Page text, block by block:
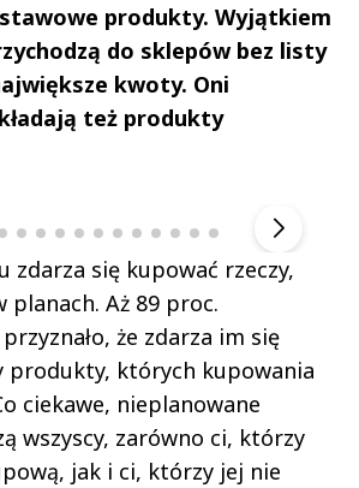
produkty. Wyjątkiem
do sklepów bez listy
kwoty. Oni
też produkty
zdarza się kupować rzeczy,
planach. Aż 89 proc.
że zdarza im się
produkty, których kupowania
ciekawe, nieplanowane
wszyscy, zarówno ci, którzy
jak i ci, którzy jej nie